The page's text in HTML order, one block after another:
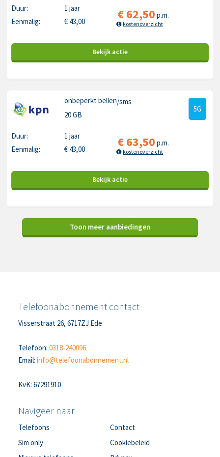
Duur:
1 jaar
Eenmalig:
€ 43,00 €62,50 p.m.
kostenoverzicht
Bekijk actie
onbeperkt bellen/sms
20 GB
5G
Duur:
1 jaar
Eenmalig:
€ 43,00 €63,50 p.m.
kostenoverzicht
Bekijk actie
Toon meer aanbiedingen
Telefoonabonnement contact
Visserstraat 26, 6717ZJ Ede
Telefoon:0318-240096
Email:info@telefoonabonnement.nl
KvK: 67291910
Navigeer naar
Telefoons
Sim only
Contact
Cookiebeleid